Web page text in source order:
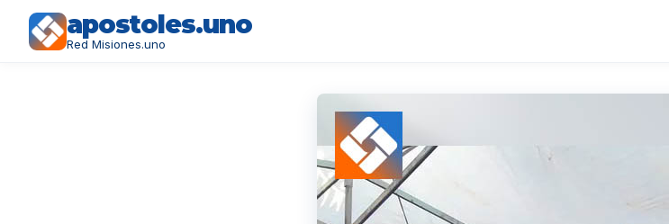
apostoles.uno
Red Misiones.uno